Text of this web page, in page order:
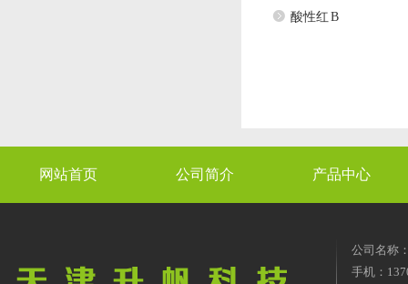
酸性红 B
网站首页 公司简介 产品中心
公司名称
手机：